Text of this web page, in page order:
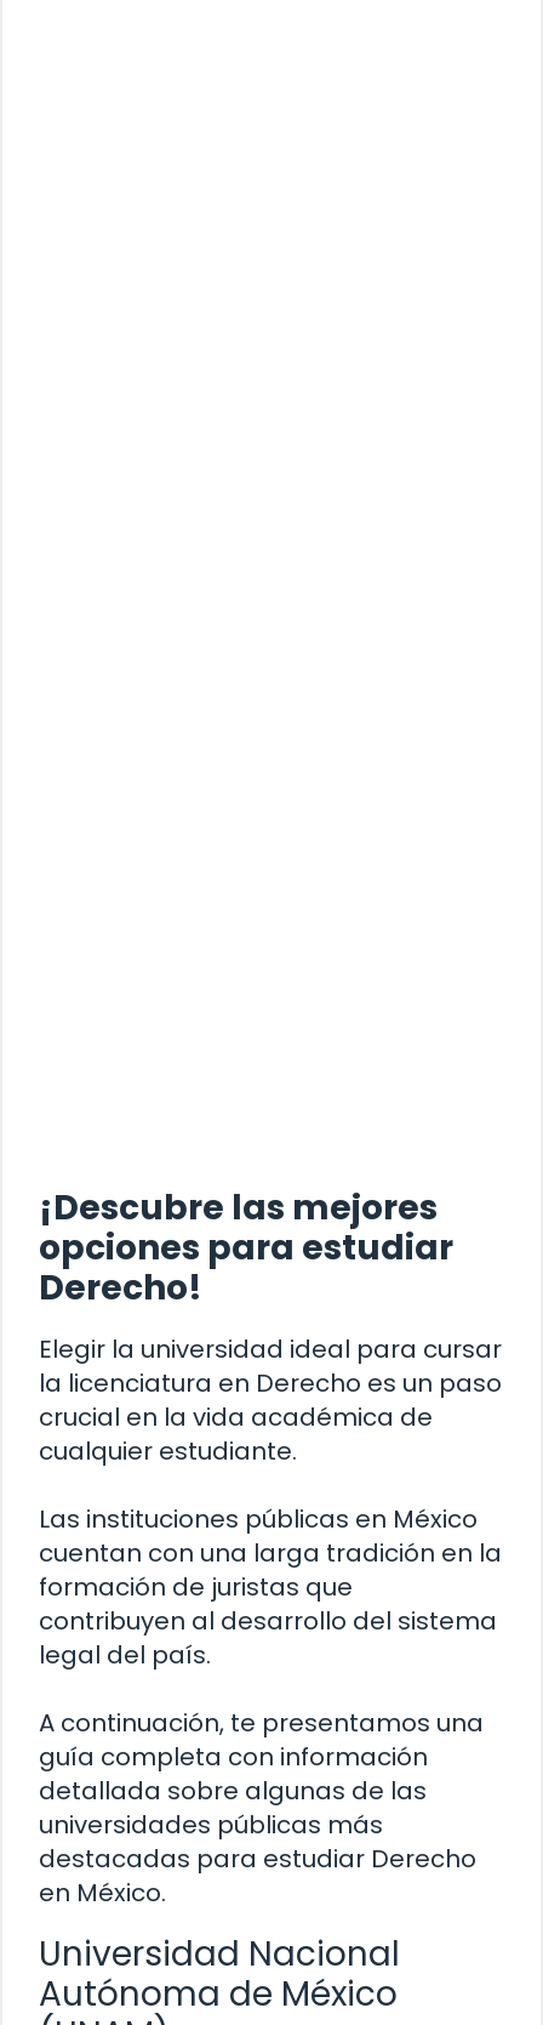
¡Descubre las mejores
opciones para estudiar
Derecho!
Elegir la universidad ideal para cursar
la licenciatura en Derecho es un paso
crucial en la vida académica de
cualquier estudiante.
Las instituciones públicas en México
cuentan con una larga tradición en la
formación de juristas que
contribuyen al desarrollo del sistema
legal del país.
A continuación, te presentamos una
guía completa con información
detallada sobre algunas de las
universidades públicas más
destacadas para estudiar Derecho
en México.
Universidad Nacional
Autónoma de México